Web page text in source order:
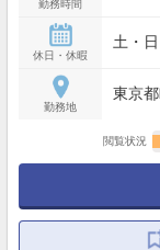
勤務時間
休日・休暇
土・
勤務地
東京
閲覧状況